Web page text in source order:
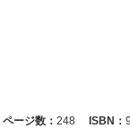
ページ数： 248 ISBN：